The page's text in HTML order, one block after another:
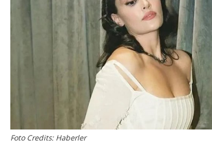
Foto Credits: Haberler